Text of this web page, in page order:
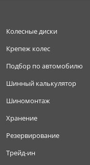
Колесные диски
Крепеж колес
Подбор по автомобилю
Шинный калькулятор
Шиномонтаж
Хранение
Резервирование
Трейд-ин